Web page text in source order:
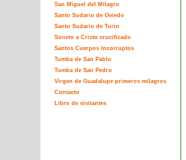
San Miguel del Milagro
Santo Sudario de Oviedo
Santo Sudario de Turin
Soneto a Cristo crucificado
Santos Cuerpos Incorruptos
Tumba de San Pablo
Tumba de San Pedro
Virgen de Guadalupe primeros milagros
Contacto
Libro de visitantes